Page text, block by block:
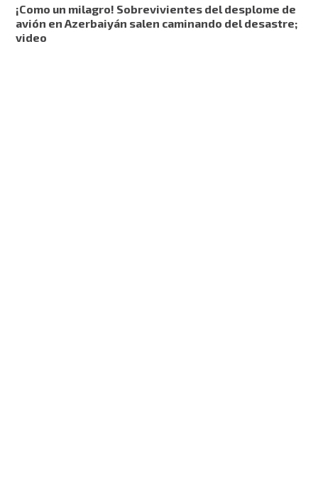
¡Como un milagro! Sobrevivientes del desplome de
avión en Azerbaiyán salen caminando del desastre;
video